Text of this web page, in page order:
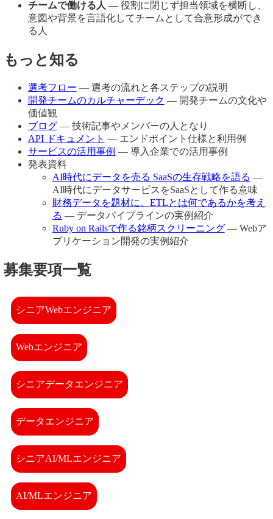
チームで働ける人 — 役割に閉じず担当領域を横断し、
意図や背景を言語化してチームとして合意形成ができ
る人
もっと知る
選考フロー — 選考の流れと各ステップの説明
開発チームのカルチャーデック — 開発チームの文化や
価値観
ブログ— 技術記事やメンバーの人となり
API ドキュメント — エンドポイント仕様と利用例
サービスの活用事例 — 導入企業での活用事例
発表資料
AI時代にデータを売る SaaSの生存戦略を語る —
AI時代にデータサービスをSaaSとして作る意味
財務データを題材に、ETLとは何であるかを考え
る — データパイプラインの実例紹介
Ruby on Railsで作る銘柄スクリーニング— Webア
プリケーション開発の実例紹介
募集要項一覧
シニアWebエンジニア
Webエンジニア
シニアデータエンジニア
データエンジニア
シニアAI/MLエンジニア
AI/MLエンジニア